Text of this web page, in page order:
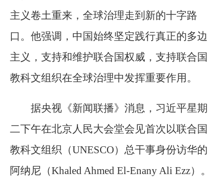
主义卷土重来，全球治理走到新的十字路
口。他强调，中国始终坚定践行真正的多边
主义，支持和维护联合国权威，支持联合国
教科文组织在全球治理中发挥重要作用。
据央视《新闻联播》消息，习近平星期
二下午在北京人民大会堂会见首次以联合国
教科文组织（UNESCO）总干事身份访华的
阿纳尼（Khaled Ahmed El-Enany Ali Ezz）。